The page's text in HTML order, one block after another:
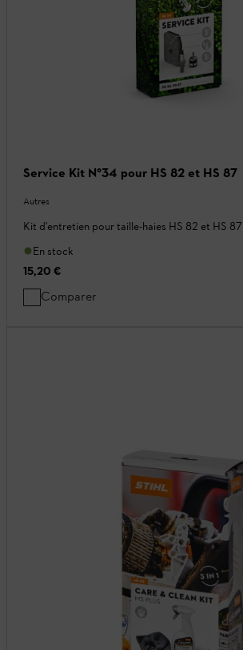
Service Kit N°34 pour HS 82 et HS 87
Autres
Kit d'entretien pour taille-haies HS 82 et HS 87
En stock
15,20 €
Comparer